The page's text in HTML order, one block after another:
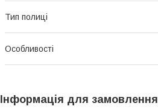
Тип полиці
Особливості
Інформація для замовлення